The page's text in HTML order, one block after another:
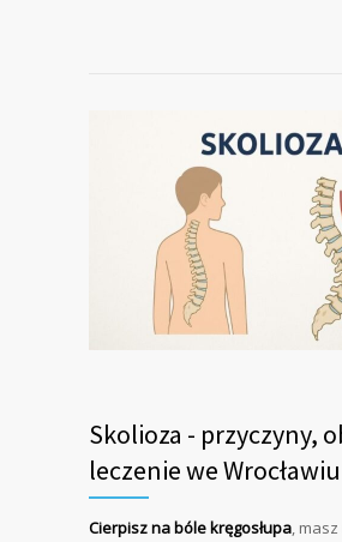
Skolioza - przyczyny,
leczenie we Wrocławiu
Cierpisz na bóle kręgosłupa,